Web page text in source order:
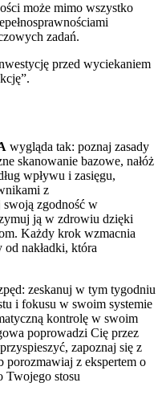
może mimo wszystko
zadań.
przed wyciekaniem
wygląda tak: poznaj zasady
skanowanie bazowe, nałóż
wpływu i zasięgu,
z
swoją zgodność w
ją w zdrowiu dzięki
Każdy krok wzmacnia
nakładki, która
zeskanuj w tym tygodniu
i fokusu w swoim systemie
kontrolę w swoim
poprowadzi Cię przez
zapoznaj się z
porozmawiaj z ekspertem o
Twojego stosu